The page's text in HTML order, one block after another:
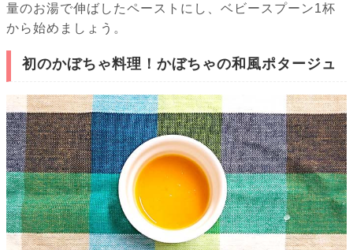
量のお湯で伸ばしたペーストにし、ベビースプーン1杯
から始めましょう。
初のかぼちゃ料理！かぼちゃの和風ポタージュ